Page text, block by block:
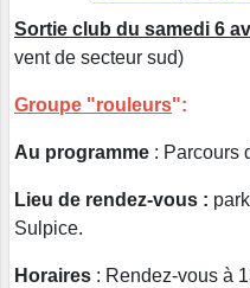
Sortie club du samedi 6
vent de secteur sud)
Groupe "rouleurs":
Au programme : Parcours
Lieu de rendez-vous :
Sulpice.
Horaires : Rendez-vous à